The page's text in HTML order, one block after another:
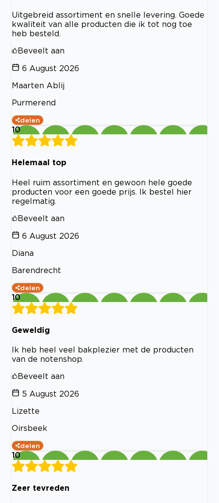
Uitgebreid assortiment en snelle levering. Goede
kwaliteit van alle producten die ik tot nog toe
heb besteld.
Beveelt aan
6 August 2026
Maarten Ablij
Purmerend
delen
10
Helemaal top
Heel ruim assortiment en gewoon hele goede
producten voor een goede prijs. Ik bestel hier
regelmatig.
Beveelt aan
6 August 2026
Diana
Barendrecht
delen
10
Geweldig
Ik heb heel veel bakplezier met de producten
van de notenshop.
Beveelt aan
5 August 2026
Lizette
Oirsbeek
delen
10
Zeer tevreden